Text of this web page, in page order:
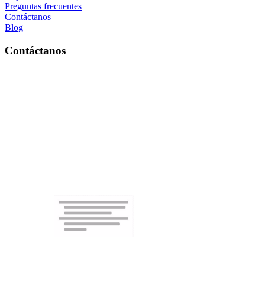
Preguntas frecuentes
Contáctanos
Blog
Contáctanos